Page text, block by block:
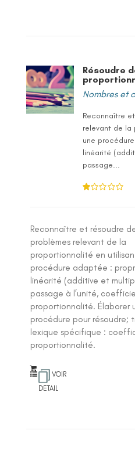
Résoudre
Nombres et
Reconnaître
relevant de la
une
linéarité
passage...
0
su
Reconnaître et résoudre
problèmes relevant de la
proportionnalité en
procédure adaptée :
linéarité (additive et
passage à l’unité,
proportionnalité. Élaborer
procédure pour résoudre;
lexique spécifique :
proportionnalité.
VOIR
DETAIL